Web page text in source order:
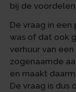
bij de
De vraag in
was of dat ook
verhuur van een
zogenaamde
en maakt
De vraag is dus